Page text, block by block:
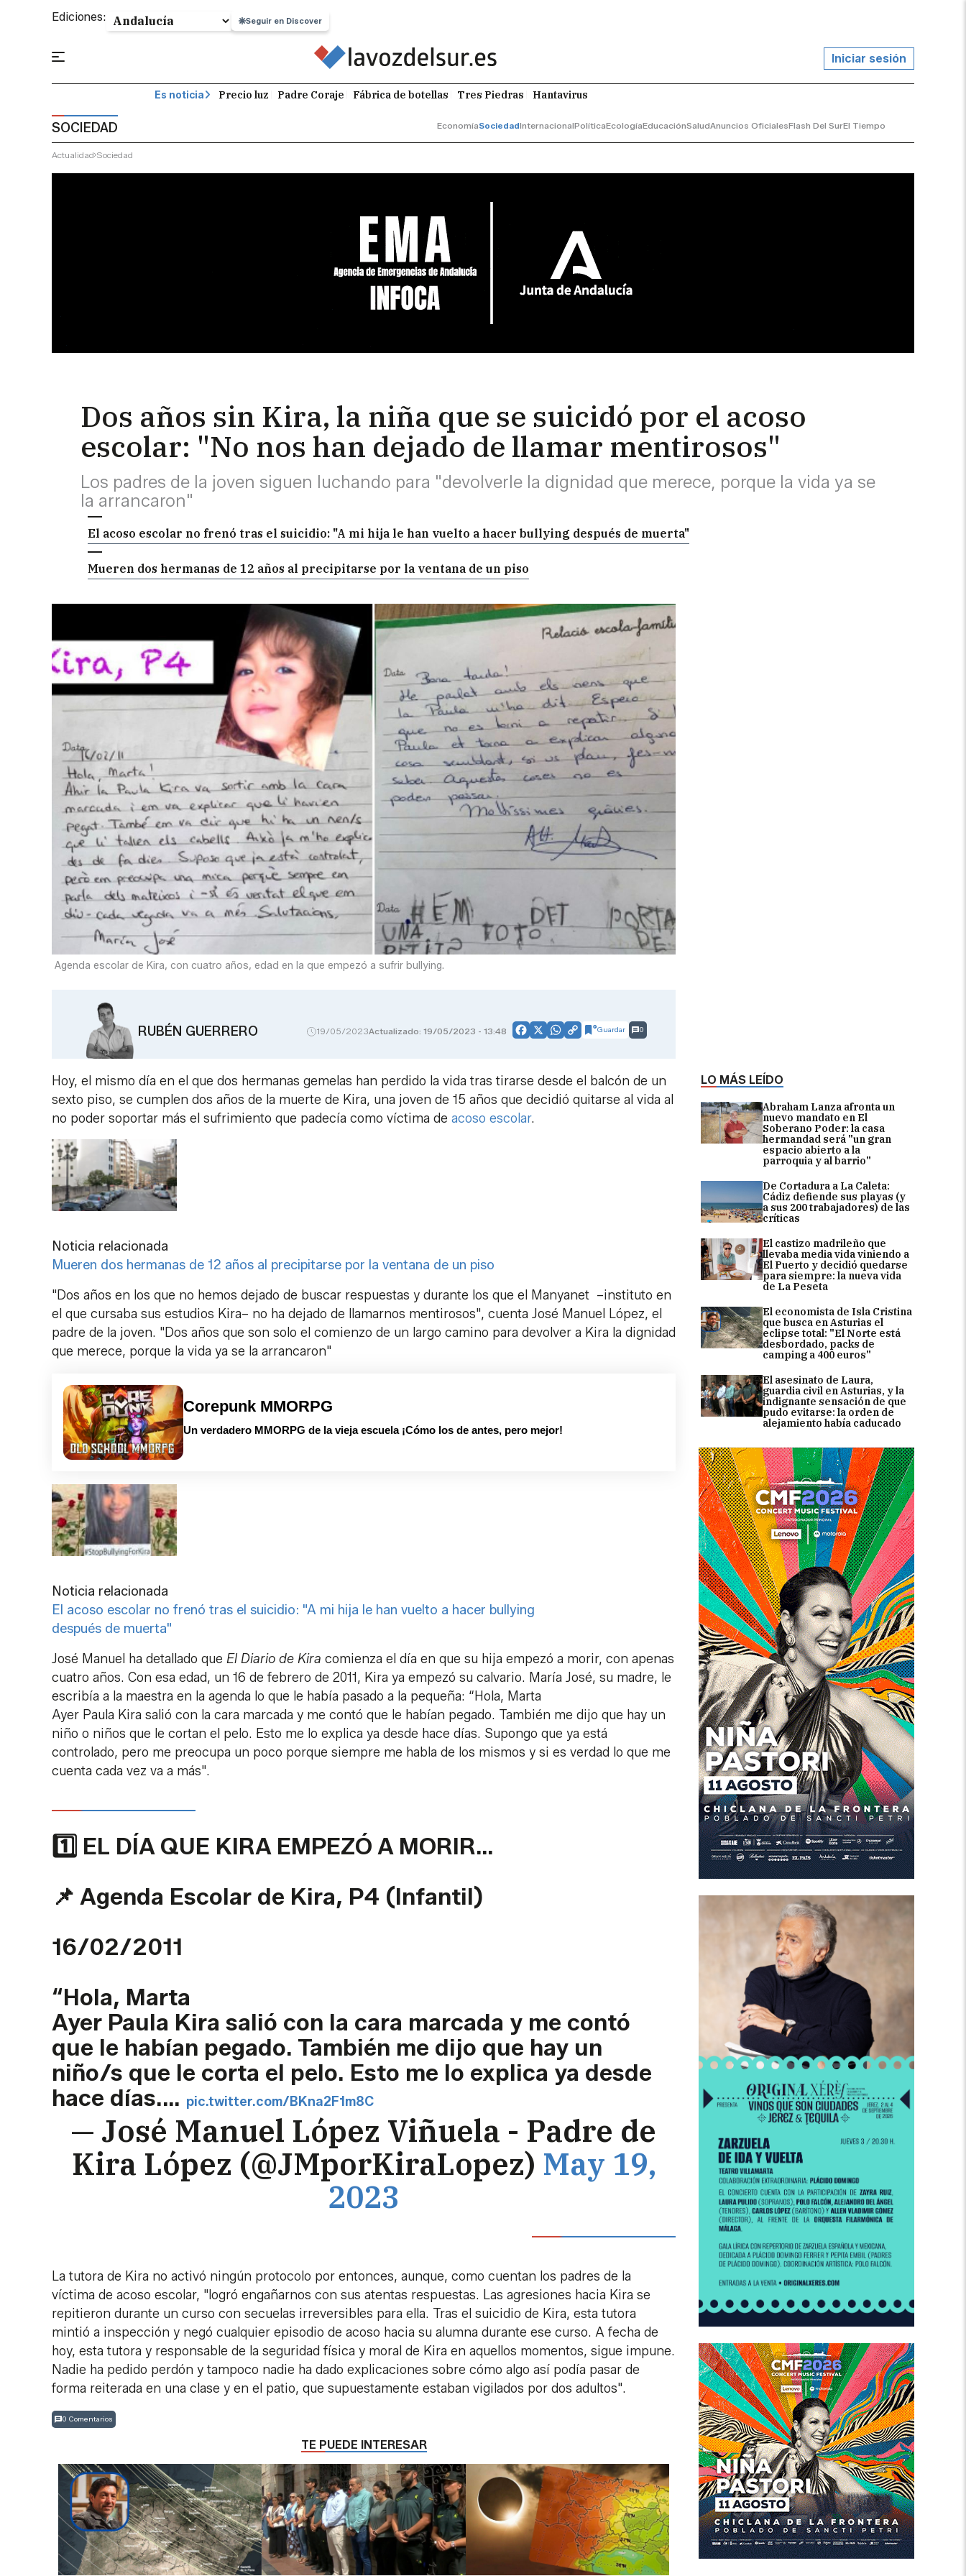
Ediciones: Seguir en Discover
Iniciar sesión
Es noticia Precio luz Padre Coraje Fábrica de botellas Tres Piedras Hantavirus
SOCIEDAD EconomíaSociedadInternacionalPolíticaEcologíaEducaciónSaludAnuncios OficialesFlash Del SurEl Tiempo
Actualidad Sociedad
Dos años sin Kira, la niña que se suicidó por el acoso
escolar: "No nos han dejado de llamar mentirosos"
Los padres de la joven siguen luchando para "devolverle la dignidad que merece, porque la vida ya se
la arrancaron"
El acoso escolar no frenó tras el suicidio: "A mi hija le han vuelto a hacer bullying después de muerta"
Mueren dos hermanas de 12 años al precipitarse por la ventana de un piso
LO MÁS LEÍDO
Abraham Lanza afronta un
nuevo mandato en El
Soberano Poder: la casa
hermandad será "un gran
espacio abierto a la
parroquia y al barrio"
De Cortadura a La Caleta:
Cádiz defiende sus playas (y
a sus 200 trabajadores) de las
críticas
El castizo madrileño que
llevaba media vida viniendo a
El Puerto y decidió quedarse
para siempre: la nueva vida
de La Peseta
El economista de Isla Cristina
que busca en Asturias el
eclipse total: "El Norte está
desbordado, packs de
camping a 400 euros"
El asesinato de Laura,
guardia civil en Asturias, y la
indignante sensación de que
pudo evitarse: la orden de
alejamiento había caducado
Agenda escolar de Kira, con cuatro años, edad en la que empezó a sufrir bullying.
RUBÉN GUERRERO 19/05/2023Actualizado: 19/05/2023 - 13:48 Facebook
X WhatsApp
CopyGuardar 0
Hoy, el mismo día en el que dos hermanas gemelas han perdido la vida tras tirarse desde el balcón de un
sexto piso, se cumplen dos años de la muerte de Kira, una joven de 15 años que decidió quitarse al vida al
no poder soportar más el sufrimiento que padecía como víctima de acoso escolar.
Noticia relacionada
Mueren dos hermanas de 12 años al precipitarse por la ventana de un piso
"Dos años en los que no hemos dejado de buscar respuestas y durante los que el Manyanet –instituto en
el que cursaba sus estudios Kira– no ha dejado de llamarnos mentirosos", cuenta José Manuel López, el
padre de la joven. "Dos años que son solo el comienzo de un largo camino para devolver a Kira la dignidad
que merece, porque la vida ya se la arrancaron"
Corepunk MMORPG
Un verdadero MMORPG de la vieja escuela ¡Cómo los de antes, pero mejor!
Noticia relacionada
El acoso escolar no frenó tras el suicidio: "A mi hija le han vuelto a hacer bullying
después de muerta"
José Manuel ha detallado que El Diario de Kira comienza el día en que su hija empezó a morir, con apenas
cuatro años. Con esa edad, un 16 de febrero de 2011, Kira ya empezó su calvario. María José, su madre, le
escribía a la maestra en la agenda lo que le había pasado a la pequeña: “Hola, Marta
Ayer Paula Kira salió con la cara marcada y me contó que le habían pegado. También me dijo que hay un
niño o niños que le cortan el pelo. Esto me lo explica ya desde hace días. Supongo que ya está
controlado, pero me preocupa un poco porque siempre me habla de los mismos y si es verdad lo que me
cuenta cada vez va a más".
1️⃣ EL DÍA QUE KIRA EMPEZÓ A MORIR…
📌 Agenda Escolar de Kira, P4 (Infantil)
16/02/2011
“Hola, Marta
Ayer Paula Kira salió con la cara marcada y me contó
que le habían pegado. También me dijo que hay un
niño/s que le corta el pelo. Esto me lo explica ya desde
hace días.… pic.twitter.com/BKna2F1m8C
— José Manuel López Viñuela - Padre de
Kira López (@JMporKiraLopez) May 19,
2023
La tutora de Kira no activó ningún protocolo por entonces, aunque, como cuentan los padres de la
víctima de acoso escolar, "logró engañarnos con sus atentas respuestas. Las agresiones hacia Kira se
repitieron durante un curso con secuelas irreversibles para ella. Tras el suicidio de Kira, esta tutora
mintió a inspección y negó cualquier episodio de acoso hacia su alumna durante ese curso. A fecha de
hoy, esta tutora y responsable de la seguridad física y moral de Kira en aquellos momentos, sigue impune.
Nadie ha pedido perdón y tampoco nadie ha dado explicaciones sobre cómo algo así podía pasar de
forma reiterada en una clase y en el patio, que supuestamente estaban vigilados por dos adultos".
0 Comentarios
TE PUEDE INTERESAR